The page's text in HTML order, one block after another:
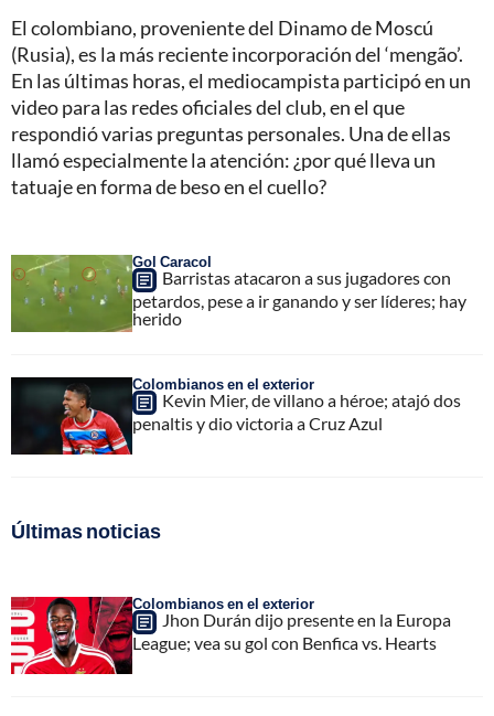
El colombiano, proveniente del Dinamo de Moscú
(Rusia), es la más reciente incorporación del ‘mengão’.
En las últimas horas, el mediocampista participó en un
video para las redes oficiales del club, en el que
respondió varias preguntas personales. Una de ellas
llamó especialmente la atención: ¿por qué lleva un
tatuaje en forma de beso en el cuello?
Gol Caracol
Barristas atacaron a sus jugadores con
petardos, pese a ir ganando y ser líderes; hay
herido
Colombianos en el exterior
Kevin Mier, de villano a héroe; atajó dos
penaltis y dio victoria a Cruz Azul
Últimas noticias
Colombianos en el exterior
Jhon Durán dijo presente en la Europa
League; vea su gol con Benfica vs. Hearts